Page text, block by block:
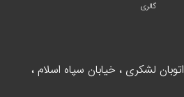
گالری
لشکری ، خیابان سپاه اسلام ،